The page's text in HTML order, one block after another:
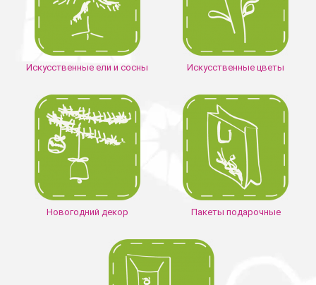
Искусственные ели и сосны Искусственные цветы
Новогодний декор Пакеты подарочные